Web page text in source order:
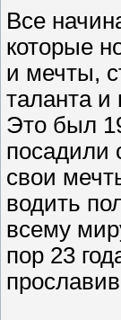
Все
которые
и мечты,
таланта и
Это был
посадили
свои
водить
всему
пор 23